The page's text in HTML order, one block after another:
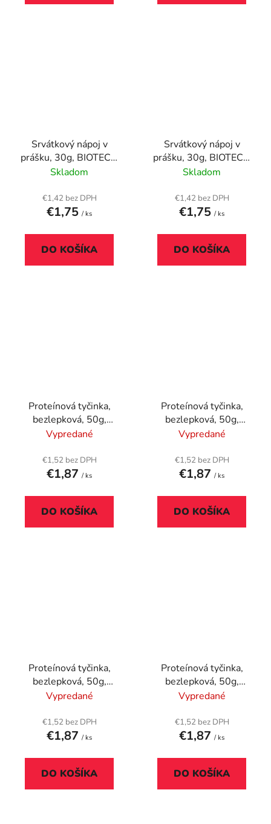
Srvátkový nápoj v
prášku, 30g, BIOTECH
USA "Diet Shake",
Skladom
€1,42 bez DPH
€1,75 / ks
DO KOŠÍKA
Srvátkový nápoj v
prášku, 30g, BIOTECH
USA "Diet Shake",
Skladom
€1,42 bez DPH
€1,75 / ks
DO KOŠÍKA
Proteínová tyčinka,
bezlepková, 50g,
BIOTECH USA "Protein
Biscuit
Vypredané
€1,52 bez DPH
€1,87 / ks
DO KOŠÍKA
Proteínová tyčinka,
bezlepková, 50g,
BIOTECH USA "Protein
Dream
Vypredané
€1,52 bez DPH
€1,87 / ks
DO KOŠÍKA
Proteínová tyčinka,
bezlepková, 50g,
BIOTECH USA "Protein
Caramel
Vypredané
€1,52 bez DPH
€1,87 / ks
DO KOŠÍKA
Proteínová tyčinka,
bezlepková, 50g,
BIOTECH USA "Protein
Chocolate
Vypredané
€1,52 bez DPH
€1,87 / ks
DO KOŠÍKA